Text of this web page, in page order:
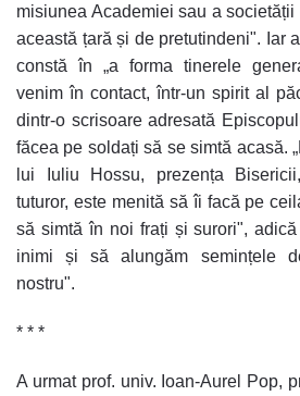
misiunea Academiei sau a
această țară și de pretutindeni". Iar
constă în „a forma tinerele
venim în contact, într-un spirit al
dintr-o scrisoare adresată
făcea pe soldați să se simtă acasă.
lui Iuliu Hossu, prezența
tuturor, este menită să îi facă pe
să simtă în noi frați și surori",
inimi și să alungăm semințele
nostru".
* * *
A urmat prof. univ. Ioan-Aurel Pop,